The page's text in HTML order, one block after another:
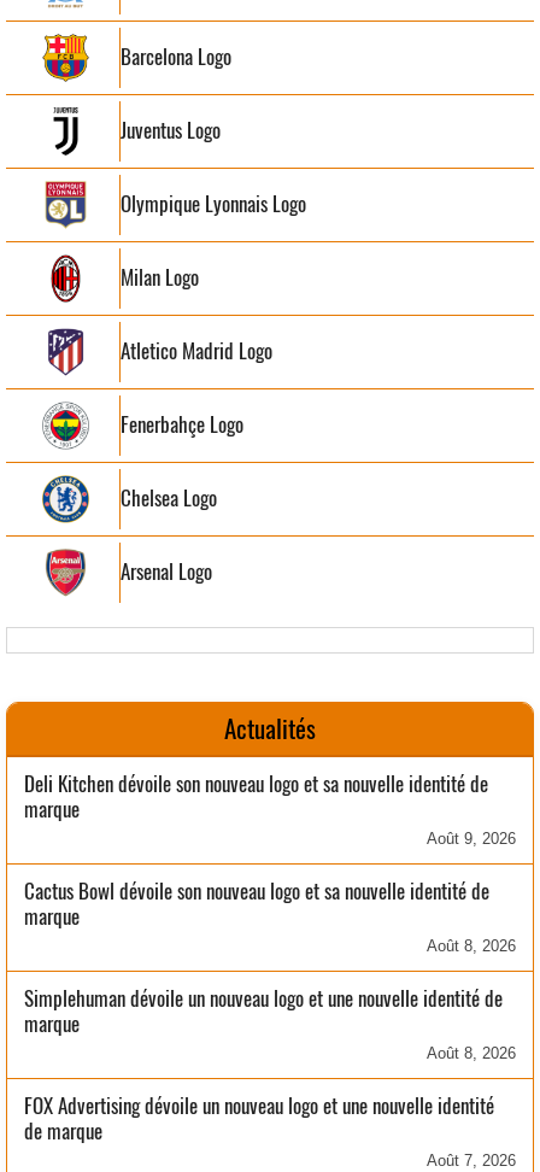
Barcelona Logo
Juventus Logo
Olympique Lyonnais Logo
Milan Logo
Atletico Madrid Logo
Fenerbahçe Logo
Chelsea Logo
Arsenal Logo
Actualités
Deli Kitchen dévoile son nouveau logo et sa nouvelle identité de
marque
Août 9, 2026
Cactus Bowl dévoile son nouveau logo et sa nouvelle identité de
marque
Août 8, 2026
Simplehuman dévoile un nouveau logo et une nouvelle identité de
marque
Août 8, 2026
FOX Advertising dévoile un nouveau logo et une nouvelle identité
de marque
Août 7, 2026